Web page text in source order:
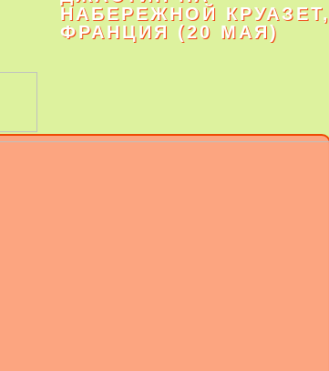
НАБЕРЕЖНОЙ КРУАЗЕТ,
ФРАНЦИЯ (20 МАЯ)